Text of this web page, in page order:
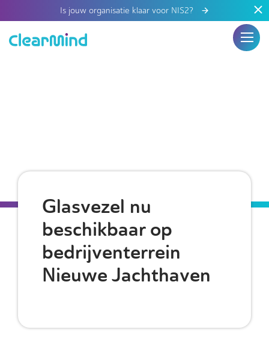
Is jouw organisatie klaar voor NIS2?
Glasvezel nu
beschikbaar op
bedrijventerrein
Nieuwe Jachthaven